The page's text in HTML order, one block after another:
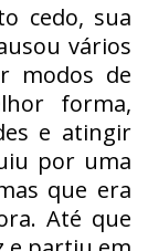
cedo, sua
vários
modos de
forma,
e atingir
por uma
que era
Até que